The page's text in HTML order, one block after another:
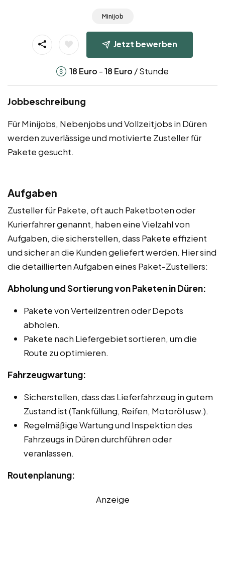
Minijob
Jetzt bewerben
18 Euro -18 Euro / Stunde
Jobbeschreibung
Für Minijobs, Nebenjobs und Vollzeitjobs in Düren
werden zuverlässige und motivierte Zusteller für
Pakete gesucht.
Aufgaben
Zusteller für Pakete, oft auch Paketboten oder
Kurierfahrer genannt, haben eine Vielzahl von
Aufgaben, die sicherstellen, dass Pakete effizient
und sicher an die Kunden geliefert werden. Hier sind
die detaillierten Aufgaben eines Paket-Zustellers:
Abholung und Sortierung von Paketen in Düren:
Pakete von Verteilzentren oder Depots
abholen.
Pakete nach Liefergebiet sortieren, um die
Route zu optimieren.
Fahrzeugwartung:
Sicherstellen, dass das Lieferfahrzeug in gutem
Zustand ist (Tankfüllung, Reifen, Motoröl usw.).
Regelmäßige Wartung und Inspektion des
Fahrzeugs in Düren durchführen oder
veranlassen.
Routenplanung:
Anzeige